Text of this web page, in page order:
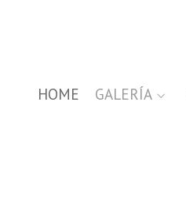
HOME GALERÍA